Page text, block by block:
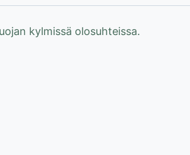
kylmissä olosuhteissa.